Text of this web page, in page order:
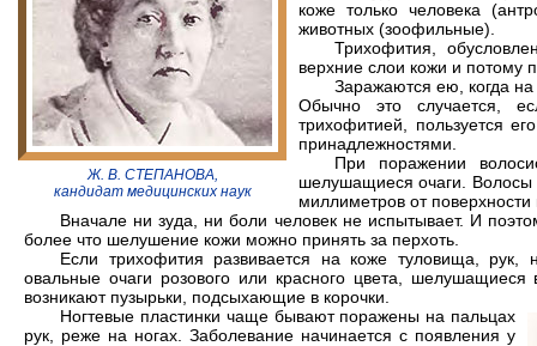
Ж. В. СТЕПАНОВА,
кандидат медицинских наук
коже только человека
животных (зоофильные).
Трихофития,
верхние слои кожи и потому
Заражаются ею, когда
Обычно это случается,
трихофитией, пользуется
принадлежностями.
При поражении
шелушащиеся очаги. Волосы
миллиметров от
Вначале ни зуда, ни боли человек не испытывает. И
более что шелушение кожи можно принять за перхоть.
Если трихофития развивается на коже туловища,
овальные очаги розового или красного цвета,
возникают пузырьки, подсыхающие в корочки.
Ногтевые пластинки чаще бывают поражены на пальцах
рук, реже на ногах. Заболевание начинается с появления у